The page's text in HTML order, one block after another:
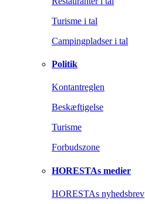
Turisme i tal
Campingpladser i tal
Politik
Kontantreglen
Beskæftigelse
Turisme
Forbudszone
HORESTAs medier
HORESTAs nyhedsbrev